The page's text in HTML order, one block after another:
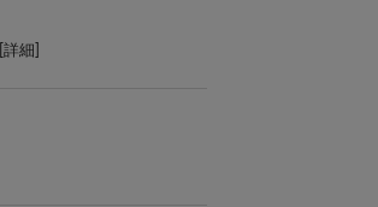
詳細